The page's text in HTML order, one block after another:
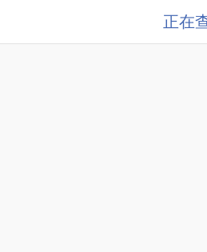
正在